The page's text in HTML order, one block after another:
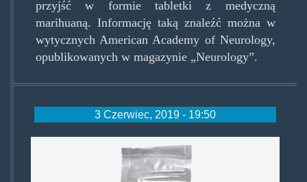
przyjść w formie tabletki z medyczną
marihuaną. Informację taką znaleźć można w
wytycznych American Academy of Neurology,
opublikowanych w magazynie „Neurology”.
3 Czerwiec, 2019 - 19:50
cannabislight.jpg